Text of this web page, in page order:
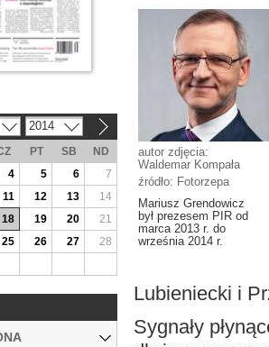
autor zdjęcia:
Waldemar Kompała
źródło: Fotorzepa
Mariusz Grendowicz
był prezesem PIR od
marca 2013 r. do
września 2014 r.
Lubieniecki i
Sygnały
2014
PT SB
ND
4 5 6
7
11 12 13
14
18 19 20
21
25 26 27
28